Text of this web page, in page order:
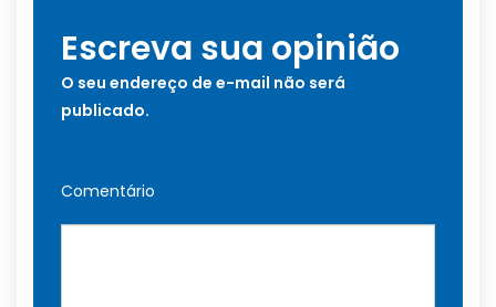
Escreva sua opinião
O seu endereço de e-mail não será
publicado.
Comentário